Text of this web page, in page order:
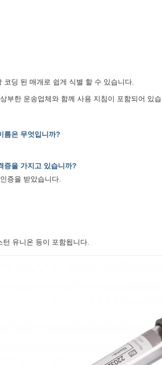
코딩 된 매개로 쉽게 식별 할 수 있습니다.
부한 운송업체와 함께 사용 지침이 포함되어 있
름은 무엇입니까?
증을 가지고 있습니까?
증을 받았습니다.
턴 유니온 등이 포함됩니다.